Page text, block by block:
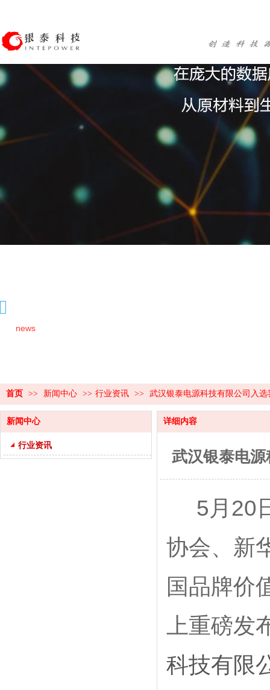
news
首页 >> 新闻中心 >> 行业资讯 >> 武汉银泰电源科技有限公司入
新闻中心
行业资讯
详细内容
武汉银泰电
5月20
协会、新
国品牌价
上重磅
科技有限